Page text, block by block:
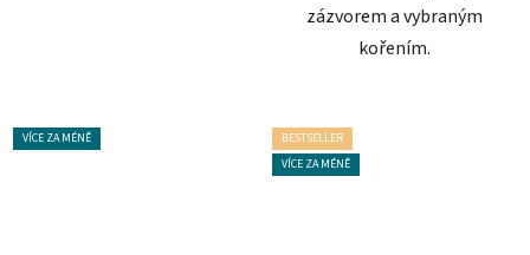
zázvorem a vybraným
kořením.
VÍCE ZA MÉNĚ
BESTSELLER
VÍCE ZA MÉNĚ